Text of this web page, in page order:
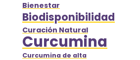
Bienestar
Biodisponibilidad
Curación Natural
Curcumina
Curcumina de alta